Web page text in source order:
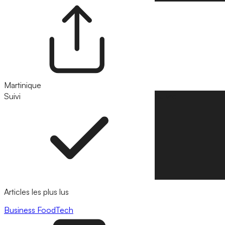
Martinique
Suivi
Articles les plus lus
Business FoodTech